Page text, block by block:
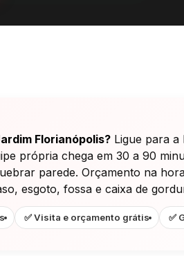
Florianópolis?Ligue para a
própria chega em 30 a 90
parede. Orçamento na
esgoto, fossa e caixa de
✅ Visita e orçamento grátis ✅